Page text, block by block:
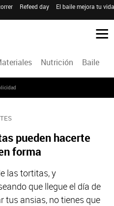
Refeed day El baile mejora tu
Nutrición Baile
pueden hacerte
forma
las tortitas, y
que llegue el día de
tus ansias, no tienes que